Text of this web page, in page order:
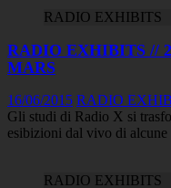
RADIO EXHIBITS
RADIO EXHIBITS //
MARS
16/06/2015 RADIO
Gli studi di Radio X si
esibizioni dal vivo di alcune
RADIO EXHIBITS